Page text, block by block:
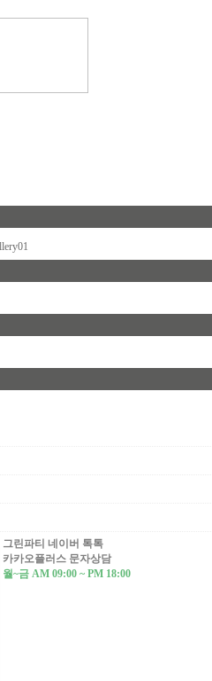
그린파티 네이버 톡톡
카카오플러스 문자상담
월~금 AM 09:00 ~ PM 18:00